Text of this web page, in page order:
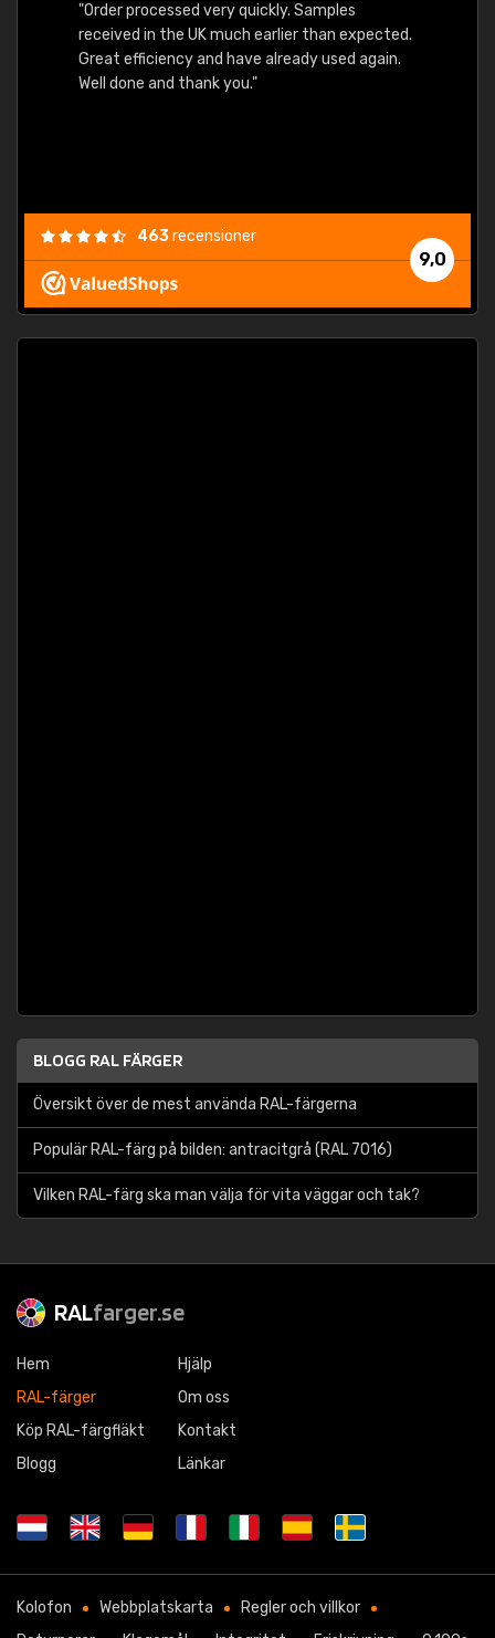
"Order processed very quickly. Samples
received in the UK much earlier than expected.
Great efficiency and have already used again.
Well done and thank you."
9,0
463recensioner
BLOGG RAL FÄRGER
Översikt över de mest använda RAL-färgerna
Populär RAL-färg på bilden: antracitgrå (RAL 7016)
Vilken RAL-färg ska man välja för vita väggar och tak?
RALfarger.se
Hem
RAL-färger
Köp RAL-färgfläkt
Blogg
Hjälp
Om oss
Kontakt
Länkar
Kolofon Webbplatskarta
Regler och villkor